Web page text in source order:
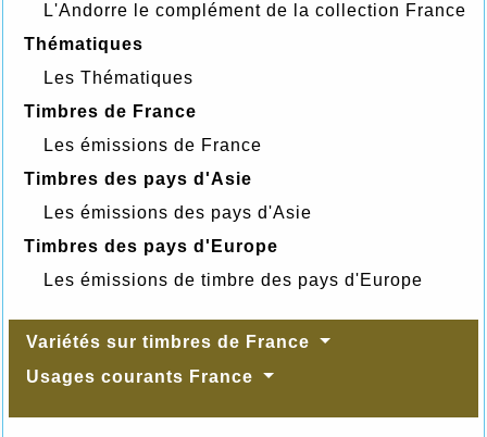
L'Andorre le complément de la collection France
Thématiques
Les Thématiques
Timbres de France
Les émissions de France
Timbres des pays d'Asie
Les émissions des pays d'Asie
Timbres des pays d'Europe
Les émissions de timbre des pays d'Europe
Variétés sur timbres de France
Usages courants France